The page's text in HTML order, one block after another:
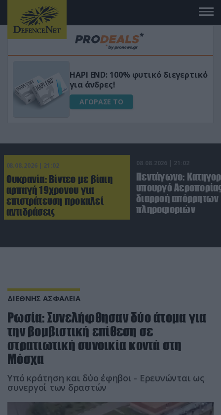
Μεταμόρφωσε τον κήπο σου με το
Ultra Box Μίνι Αλυσοπρίονο με
μπαταρία λιθίου
ΑΓΟΡΑΣΕ ΤΟ
08.08.2026 | 21:02
Ουκρανία: Βίντεο με βίαιη
αρπαγή 19χρονου για
επιστράτευση προκαλεί
αντιδράσεις
08.08.2026 | 21:02
Πεντάγωνο:
υπουργό
διαρροή απόρρητων
πληροφοριών
ΔΙΕΘΝΗΣ ΑΣΦΑΛΕΙΑ
Ρωσία: Συνελήφθησαν δύο άτομα για
την βομβιστική επίθεση σε
στρατιωτική συνοικία κοντά στη
Μόσχα
Υπό κράτηση και δύο έφηβοι - Ερευνώνται ως
συνεργοί των δραστών